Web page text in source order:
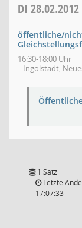
DI 28.02.2012
öffentliche/
16:30-18:00 Uhr
Ingolstadt,
1 Satz
Letzte
17:07:33